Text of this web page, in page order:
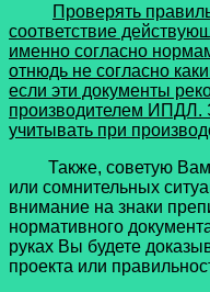
Проверять
соответствие
именно согласно
отнюдь не согласно
если эти документы
производителем ИПДЛ.
учитывать при
Также, советую Вам,
или сомнительных
внимание на знаки
нормативного
руках Вы будете
проекта или